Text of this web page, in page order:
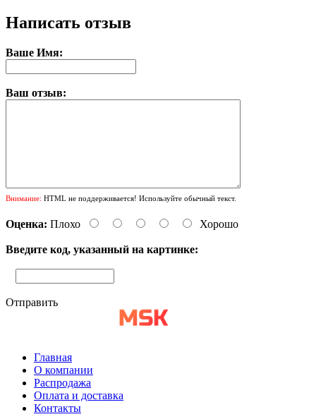
Написать отзыв
Ваше Имя:
Ваш отзыв:
Внимание: HTML не поддерживается! Используйте обычный текст.
Оценка: Плохо Хорошо
Введите код, указанный на картинке:
Отправить
Главная
О компании
Распродажа
Оплата и доставка
Контакты